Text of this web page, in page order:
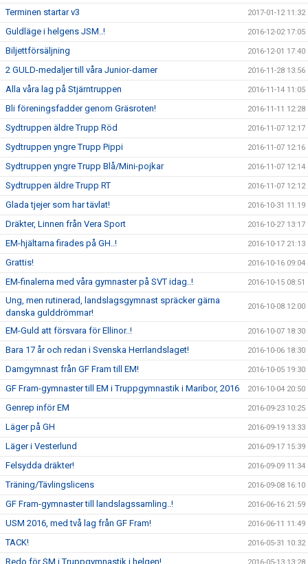
Terminen startar v3 2017-01-12 11:32
Guldläge i helgens JSM..! 2016-12-02 17:05
Biljettförsäljning 2016-12-01 17:40
2 GULD-medaljer till våra Junior-damer 2016-11-28 13:56
Alla våra lag på Stjärntruppen 2016-11-14 11:05
Bli föreningsfadder genom Gräsroten! 2016-11-11 12:28
Sydtruppen äldre Trupp Röd 2016-11-07 12:17
Sydtruppen yngre Trupp Pippi 2016-11-07 12:16
Sydtruppen yngre Trupp Blå/Mini-pojkar 2016-11-07 12:14
Sydtruppen äldre Trupp RT 2016-11-07 12:12
Glada tjejer som har tävlat! 2016-10-31 11:19
Dräkter, Linnen från Vera Sport 2016-10-27 13:17
EM-hjältarna firades på GH..! 2016-10-17 21:13
Grattis! 2016-10-16 09:04
EM-finalerna med våra gymnaster på SVT idag..! 2016-10-15 08:51
Ung, men rutinerad, landslagsgymnast spräcker gärna
danska gulddrömmar!
2016-10-08 12:00
EM-Guld att försvara för Ellinor..! 2016-10-07 18:30
Bara 17 år och redan i Svenska Herrlandslaget! 2016-10-06 18:30
Damgymnast från GF Fram till EM! 2016-10-05 19:30
GF Fram-gymnaster till EM i Truppgymnastik i Maribor, 2016 2016-10-04 20:50
Genrep inför EM 2016-09-23 10:25
Läger på GH 2016-09-19 13:33
Läger i Vesterlund 2016-09-17 15:39
Felsydda dräkter! 2016-09-09 11:34
Träning/Tävlingslicens 2016-09-08 16:10
GF Fram-gymnaster till landslagssamling..! 2016-06-16 21:59
USM 2016, med två lag från GF Fram! 2016-06-11 11:49
TACK! 2016-05-31 10:32
Redo för SM i Truppgymnastik i helgen! 2016-05-13 13:28